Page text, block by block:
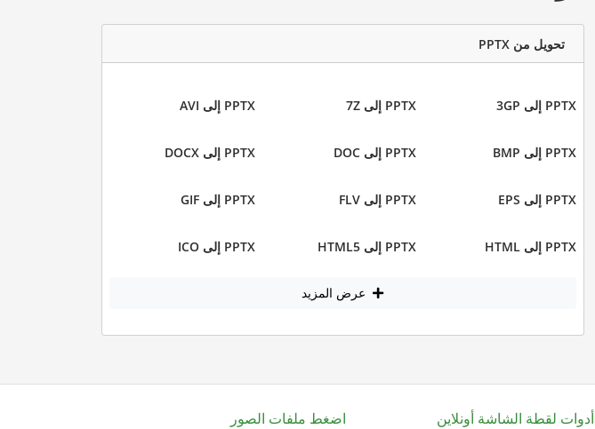
تحويل من PPTX
PPTX إلى 3GP PPTX إلى 7Z PPTX إلى AVI
PPTX إلى BMP PPTX إلى DOC PPTX إلى DOCX
PPTX إلى EPS PPTX إلى FLV PPTX إلى GIF
PPTX إلى HTML PPTX إلى HTML5 PPTX إلى ICO
عرض المزيد
أدوات لقطة الشاشة أونلاين اضغط ملفات الصور